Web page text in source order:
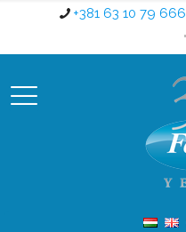
+381 63 10 79 666